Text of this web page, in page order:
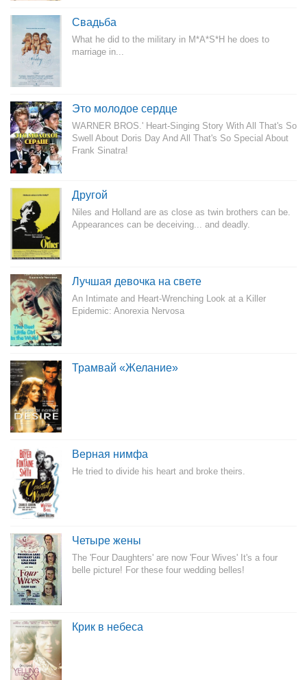
Свадьба
What he did to the military in M*A*S*H he does to
marriage in...
Это молодое сердце
WARNER BROS.' Heart-Singing Story With All That's So
Swell About Doris Day And All That's So Special About
Frank Sinatra!
Другой
Niles and Holland are as close as twin brothers can be.
Appearances can be deceiving... and deadly.
Лучшая девочка на свете
An Intimate and Heart-Wrenching Look at a Killer
Epidemic: Anorexia Nervosa
Трамвай «Желание»
Верная нимфа
He tried to divide his heart and broke theirs.
Четыре жены
The 'Four Daughters' are now 'Four Wives' It's a four
belle picture! For these four wedding belles!
Крик в небеса